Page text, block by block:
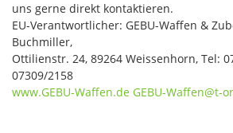
uns gerne direkt kontaktieren.
EU-Verantwortlicher: GEBU-Waffen &
Buchmiller,
Ottilienstr. 24, 89264 Weissenhorn, Tel:
07309/2158
www.GEBU-Waffen.de GEBU-Waffen@t-